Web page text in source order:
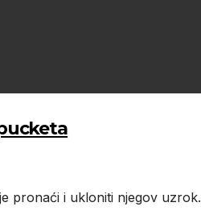
pronaći i ukloniti njegov uzrok.